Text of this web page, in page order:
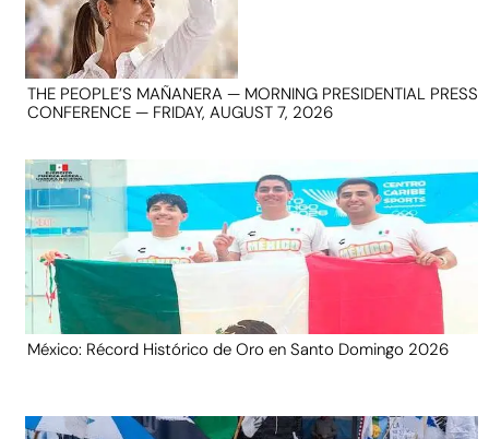
THE PEOPLE’S MAÑANERA — MORNING PRESIDENTIAL PRESS
CONFERENCE — FRIDAY, AUGUST 7, 2026
México: Récord Histórico de Oro en Santo Domingo 2026